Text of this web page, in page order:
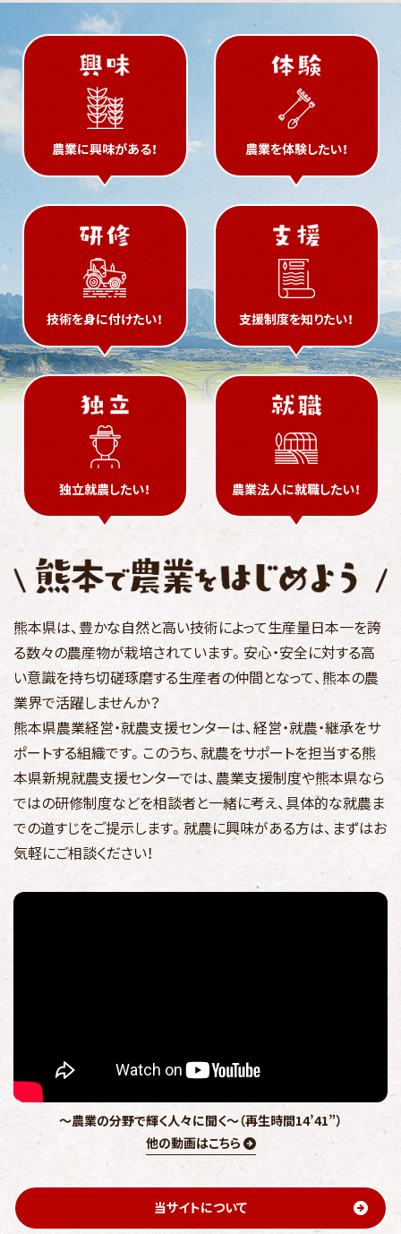
農業に興味がある！ 農業を体験したい！
技術を身に付けたい！ 支援制度を知りたい！
独立就農したい！ 農業法人に就職したい！
熊本県は、豊かな自然と高い技術によって生産量日本一を誇
る数々の農産物が栽培されています。安心・安全に対する高
い意識を持ち切磋琢磨する生産者の仲間となって、熊本の農
業界で活躍しませんか？
熊本県農業経営・就農支援センターは、経営・就農・継承をサ
ポートする組織です。このうち、就農をサポートを担当する熊
本県新規就農支援センターでは、農業支援制度や熊本県なら
ではの研修制度などを相談者と一緒に考え、具体的な就農ま
での道すじをご提示します。就農に興味がある方は、まずはお
気軽にご相談ください！
～農業の分野で輝く人々に聞く～（再生時間14’41”）
他の動画はこちら
当サイトについて